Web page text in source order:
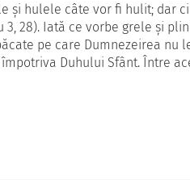
şi hulele câte vor fi hulit; dar
28). Iată ce vorbe grele şi
pe care Dumnezeirea nu
Duhului Sfânt. Între